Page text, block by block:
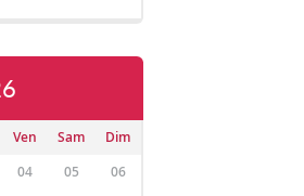
Ven Sam
Dim
04 05
06